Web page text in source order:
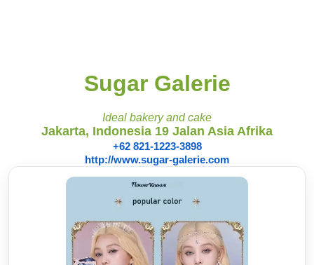
Sugar Galerie
Ideal bakery and cake
Jakarta, Indonesia 19 Jalan Asia Afrika
+62 821-1223-3898
http://www.sugar-galerie.com